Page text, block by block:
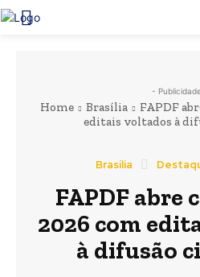
-
Home Brasília
FAPDF
editais voltados à
Brasília
FAPDF abre
2026 com
à difusão